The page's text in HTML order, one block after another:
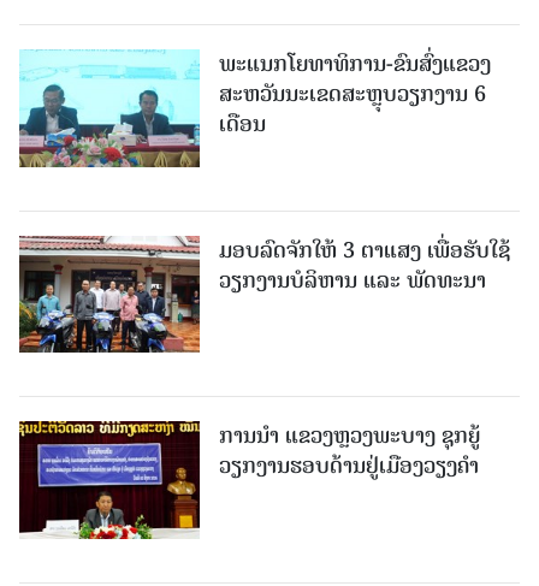
ພະແນກໂຍທາທິການ-ຂົນສົ່ງແຂວງ
ສະຫວັນນະເຂດສະຫຼຸບວຽກງານ 6
ເດືອນ
ມອບລົດຈັກໃຫ້ 3 ຕາແສງ ເພື່ອຮັບໃຊ້
ວຽກງານບໍລິຫານ ແລະ ພັດທະນາ
ການນຳ ແຂວງຫຼວງພະບາງ ຊຸກຍູ້
ວຽກງານຮອບດ້ານຢູ່ເມືອງວຽງຄໍາ